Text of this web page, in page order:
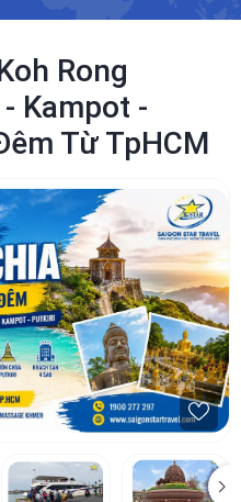
Rong
Kampot -
Từ TpHCM